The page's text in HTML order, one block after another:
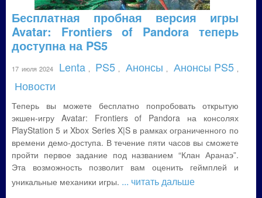
Бесплатная пробная версия игры
Avatar: Frontiers of Pandora теперь
доступна на PS5
17 июля 2024 Lenta PS5 Анонсы Анонсы PS5
Новости
Теперь вы можете бесплатно попробовать открытую
экшен-игру Avatar: Frontiers of Pandora на консолях
PlayStation 5 и Xbox Series X|S в рамках ограниченного по
времени демо-доступа. В течение пяти часов вы сможете
пройти первое задание под названием “Клан Аранаэ”.
Эта возможность позволит вам оценить геймплей и
уникальные механики игры. ... читать дальше